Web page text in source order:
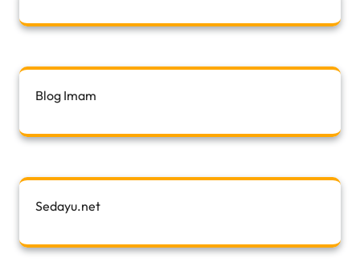
Blog Imam
Sedayu.net